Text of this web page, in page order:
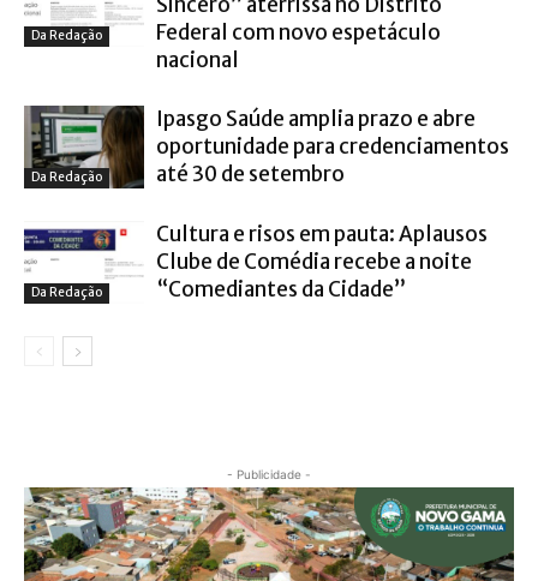
Da Redação
Sincero” aterrissa no Distrito
Federal com novo espetáculo
nacional
Da Redação
Ipasgo Saúde amplia prazo e abre
oportunidade para credenciamentos
até 30 de setembro
Da Redação
Cultura e risos em pauta: Aplausos
Clube de Comédia recebe a noite
“Comediantes da Cidade”
- Publicidade -